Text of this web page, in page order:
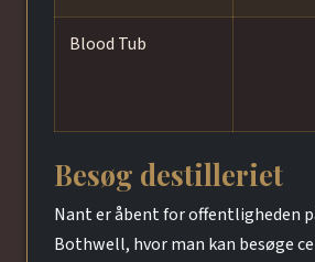
Blood Tub
Besøg destilleriet
Nant er åbent for offentligheden
Bothwell, hvor man kan besøge